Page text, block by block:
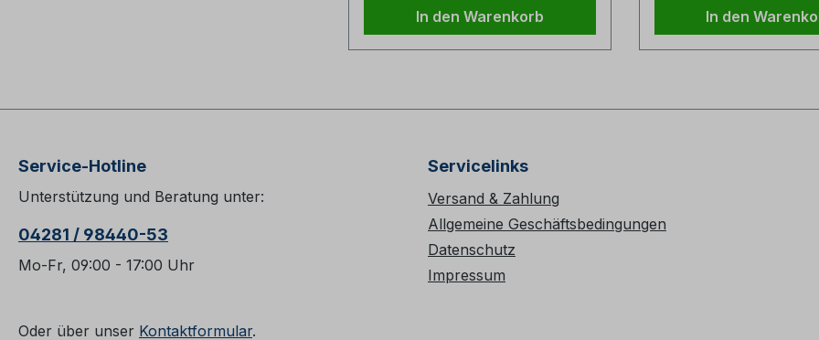
Kennzeichnung auf dem
AußenmantelEndlos gelegte
Stränge aus hochwertigen
SpezialimprägnierungSonderläng
In den Warenkorb
Kennzeichnung auf
AußenmantelEndlos
Stränge aus
In den
Service-Hotline
Unterstützung und Beratung unter:
04281 / 98440-53
Mo-Fr, 09:00 - 17:00 Uhr
Oder über unser Kontaktformular.
Servicelinks
Versand & Zahlung
Allgemeine Geschäftsbedingungen
Datenschutz
Impressum